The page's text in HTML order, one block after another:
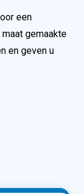
een
gemaakte
en geven u